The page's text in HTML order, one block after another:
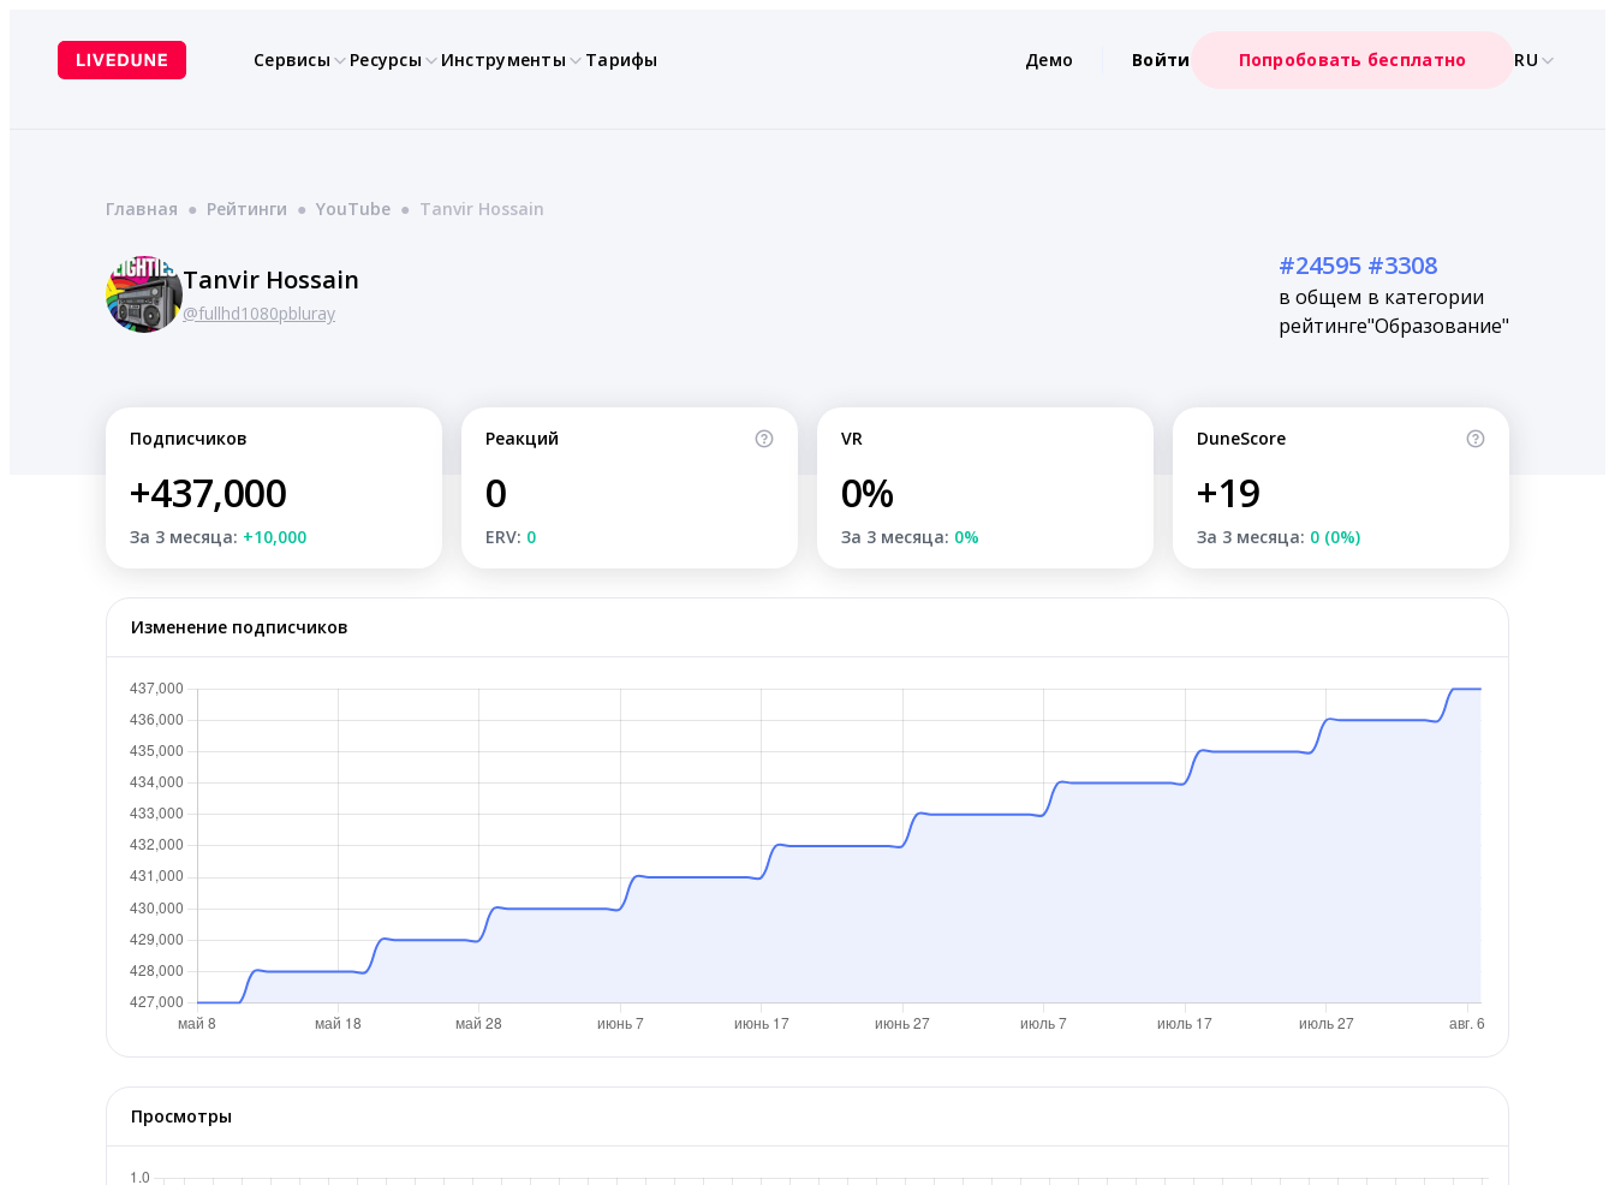
содержимому
Сервисы Ресурсы Инструменты Тарифы Демо Войти Попробовать бесплатно RU
Главная ● Рейтинги ● YouTube ● Tanvir Hossain
Tanvir Hossain
@fullhd1080pbluray
#24595
в общем
рейтинге
#3308
в категории
"Образование"
Подписчиков
+437,000
За 3 месяца: +10,000
Реакций
0
ERV: 0
VR
0%
За 3 месяца: 0%
DuneScore
+19
За 3 месяца: 0 (0%)
Изменение подписчиков
Просмотры